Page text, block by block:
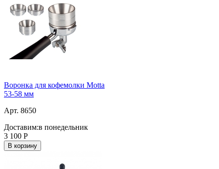
Воронка для кофемолки Motta
53-58 мм
Арт. 8650
Доставим:в понедельник
3 100 Р
В корзину